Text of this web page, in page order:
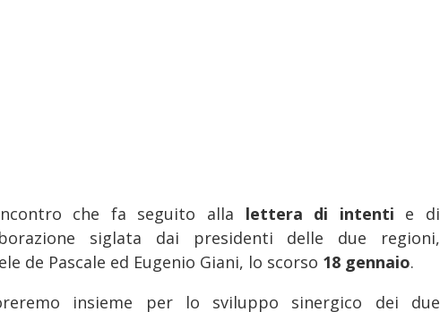
che fa seguito alla lettera di intenti e di
siglata dai presidenti delle due regioni,
de Pascale ed Eugenio Giani, lo scorso 18 gennaio.
insieme per lo sviluppo sinergico dei due